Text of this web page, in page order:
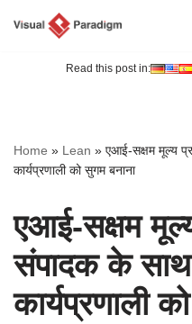
Read this post in:
Home » Lean » एआई-सक्षम मूल्य
कार्यप्रणाली को सुगम बनाना
एआई-सक्षम
संपादक के साथ
कार्यप्रणाली